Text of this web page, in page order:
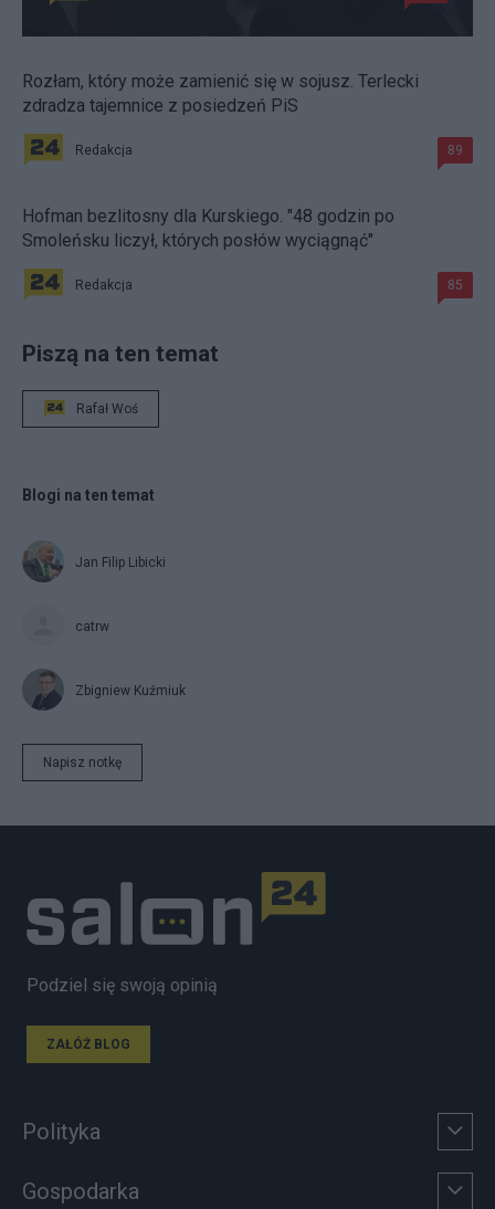
Rozłam, który może zamienić się w sojusz. Terlecki
zdradza tajemnice z posiedzeń PiS
Redakcja 89
Hofman bezlitosny dla Kurskiego. "48 godzin po
Smoleńsku liczył, których posłów wyciągnąć"
Redakcja 85
Piszą na ten temat
Rafał Woś
Blogi na ten temat
Jan Filip Libicki
catrw
Zbigniew Kuźmiuk
Napisz notkę
Podziel się swoją opinią
ZAŁÓŻ BLOG
Polityka
Gospodarka